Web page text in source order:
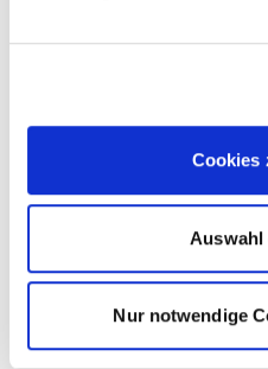
Cookies
Auswahl
Nur notwendige